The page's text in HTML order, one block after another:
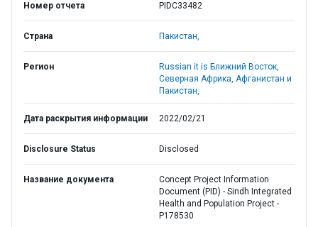
Номер отчета PIDC33482
Страна Пакистан,
Регион
Russian it is Ближний Восток,
Северная Африка, Афганистан и
Пакистан,
Дата раскрытия информации 2022/02/21
Disclosure Status Disclosed
Название документа
Concept Project Information
Document (PID) - Sindh Integrated
Health and Population Project -
P178530